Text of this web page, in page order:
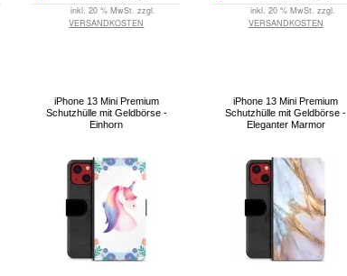
inkl. 20 % MwSt. zzgl.
VERSANDKOSTEN
inkl. 20 % MwSt. zzgl.
VERSANDKOSTEN
iPhone 13 Mini Premium
Schutzhülle mit Geldbörse -
Einhorn
iPhone 13 Mini Premium
Schutzhülle mit Geldbörse -
Eleganter Marmor